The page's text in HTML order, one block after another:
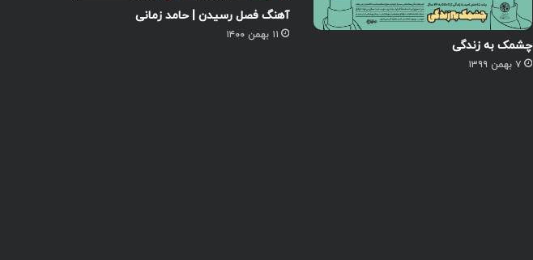
چشمک به زندگی
۷ بهمن ۱۳۹۹
آهنگ فصل رسیدن | حامد زمانی
۱۱ بهمن ۱۴۰۰